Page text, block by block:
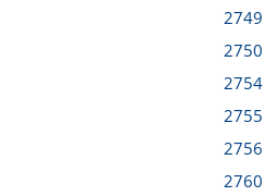
2749
2750
2754
2755
2756
2760